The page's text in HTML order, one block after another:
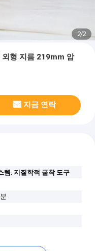
2/2
외형 지름 219mm 암
지금 연락
템,지질학적 굴착 도구